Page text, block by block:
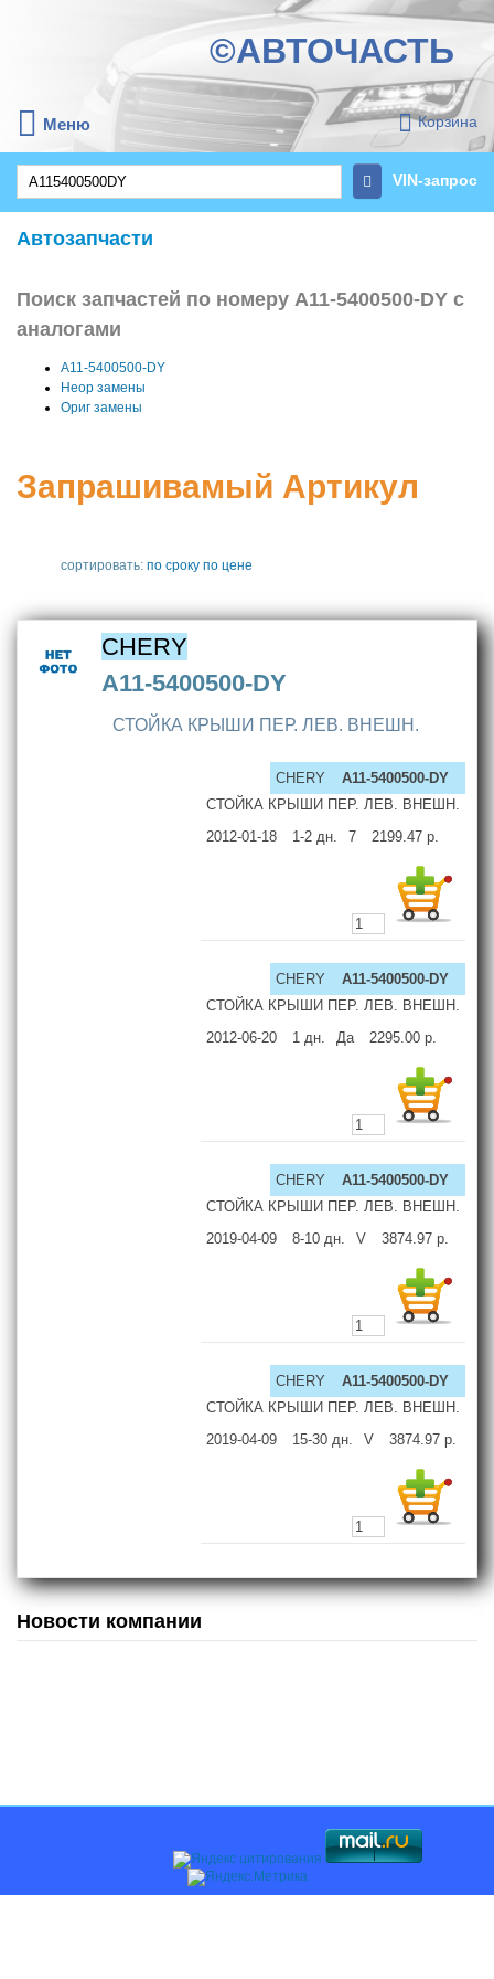
©АВТОЧАСТЬ
Меню Корзина
VIN-запрос
Автозапчасти
Поиск запчастей по номеру A11-5400500-DY с
аналогами
A11-5400500-DY
Неор замены
Ориг замены
Запрашивамый Артикул
сортировать: по сроку по цене
CHERY
A11-5400500-DY
СТОЙКА КРЫШИ ПЕР. ЛЕВ. ВНЕШН.
CHERY
A11-5400500-DY
СТОЙКА КРЫШИ ПЕР. ЛЕВ. ВНЕШН.
2012-01-18
1-2 дн. 7 2199.47 р.
CHERY
A11-5400500-DY
СТОЙКА КРЫШИ ПЕР. ЛЕВ. ВНЕШН.
2012-06-20
1 дн. Да 2295.00 р.
CHERY
A11-5400500-DY
СТОЙКА КРЫШИ ПЕР. ЛЕВ. ВНЕШН.
2019-04-09
8-10 дн. V 3874.97 р.
CHERY
A11-5400500-DY
СТОЙКА КРЫШИ ПЕР. ЛЕВ. ВНЕШН.
2019-04-09
15-30 дн. V 3874.97 р.
Новости компании